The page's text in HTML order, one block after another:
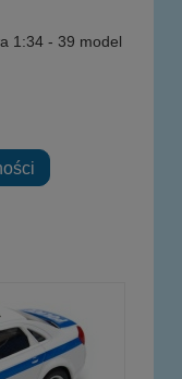
1:34 - 39 model